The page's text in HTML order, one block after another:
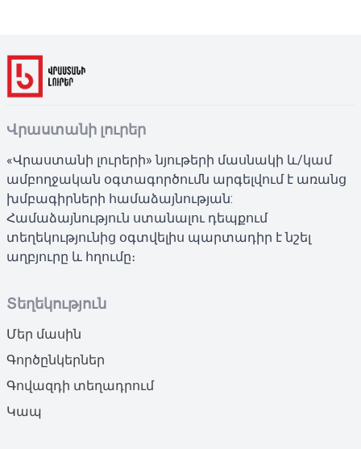
Վրաստանի լուրեր
«Վրաստանի լուրերի» նյութերի մասնակի և/կամ
ամբողջական օգտագործումն արգելվում է առանց
խմբագիրների համաձայնության:
Համաձայնություն ստանալու դեպքում
տեղեկությունից օգտվելիս պարտադիր է նշել
աղբյուրը և հղումը։
Տեղեկություն
Մեր մասին
Գործընկերներ
Գովազդի տեղադրում
Կապ